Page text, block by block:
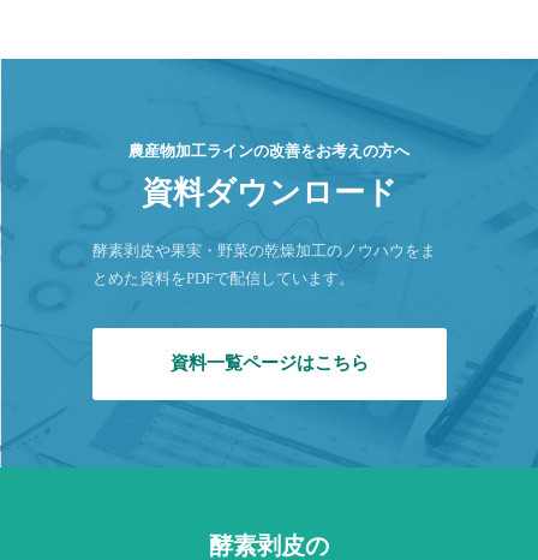
農産物加工ラインの改善をお考えの方へ
資料ダウンロード
酵素剥皮や果実・野菜の乾燥加工のノウハウをま
とめた資料をPDFで配信しています。
資料一覧ページはこちら
酵素剥皮の